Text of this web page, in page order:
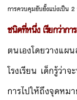
การควบคุมยับยั้งแบ่งเป็น
ชนิดที่หนึ่ง เรียกว่าก
ตนเองโดยวางแผ
โรงเรียน เด็กรู้ว่
การไปให้ถึงจุดหม